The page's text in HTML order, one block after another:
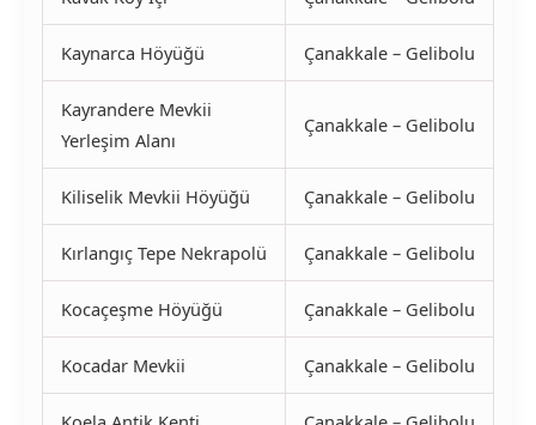
Kaynarca Höyüğü Çanakkale – Gelibolu
Kayrandere Mevkii
Yerleşim Alanı
Çanakkale – Gelibolu
Kiliselik Mevkii Höyüğü Çanakkale – Gelibolu
Kırlangıç Tepe Nekrapolü Çanakkale – Gelibolu
Kocaçeşme Höyüğü Çanakkale – Gelibolu
Kocadar Mevkii Çanakkale – Gelibolu